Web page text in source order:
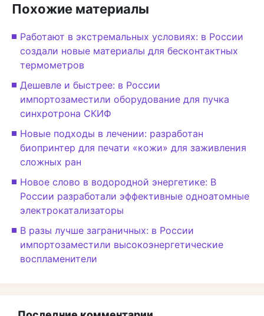
Похожие материалы
Работают в экстремальных условиях: в России
создали новые материалы для бесконтактных
термометров
Дешевле и быстрее: в России
импортозаместили оборудование для пучка
синхротрона СКИФ
Новые подходы в лечении: разработан
биопринтер для печати «кожи» для заживления
сложных ран
Новое слово в водородной энергетике: В
России разработали эффективные одноатомные
электрокатализаторы
В разы лучше заграничных: в России
импортозаместили высокоэнергетические
воспламенители